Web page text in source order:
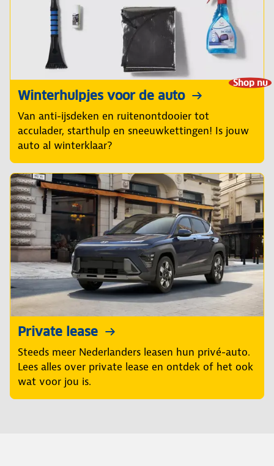
Shop nu
Winterhulpjes voor de auto
Van anti-ijsdeken en ruitenontdooier tot
acculader, starthulp en sneeuwkettingen! Is jouw
auto al winterklaar?
Private lease
Steeds meer Nederlanders leasen hun privé-auto.
Lees alles over private lease en ontdek of het ook
wat voor jou is.